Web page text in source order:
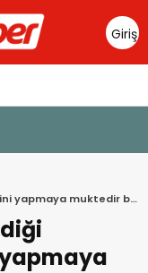
Giriş
Yap
yapmaya muktedir bir